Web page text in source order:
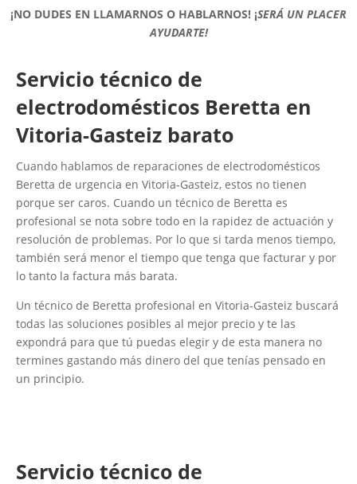
¡NO DUDES EN LLAMARNOS O HABLARNOS! ¡SERÁ UN PLACER
AYUDARTE!
Servicio técnico de
electrodomésticos Beretta en
Vitoria-Gasteiz barato
Cuando hablamos de reparaciones de electrodomésticos
Beretta de urgencia en Vitoria-Gasteiz, estos no tienen
porque ser caros. Cuando un técnico de Beretta es
profesional se nota sobre todo en la rapidez de actuación y
resolución de problemas. Por lo que si tarda menos tiempo,
también será menor el tiempo que tenga que facturar y por
lo tanto la factura más barata.
Un técnico de Beretta profesional en Vitoria-Gasteiz buscará
todas las soluciones posibles al mejor precio y te las
expondrá para que tú puedas elegir y de esta manera no
termines gastando más dinero del que tenías pensado en
un principio.
Servicio técnico de